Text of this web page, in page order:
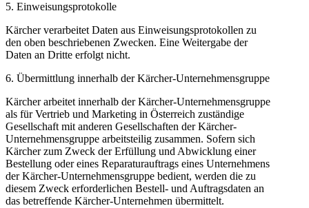
5. Einweisungsprotokolle
Kärcher verarbeitet Daten aus Einweisungsprotokollen zu
den oben beschriebenen Zwecken. Eine Weitergabe der
Daten an Dritte erfolgt nicht.
6. Übermittlung innerhalb der Kärcher-Unternehmensgruppe
Kärcher arbeitet innerhalb der Kärcher-Unternehmensgruppe
als für Vertrieb und Marketing in Österreich zuständige
Gesellschaft mit anderen Gesellschaften der Kärcher-
Unternehmensgruppe arbeitsteilig zusammen. Sofern sich
Kärcher zum Zweck der Erfüllung und Abwicklung einer
Bestellung oder eines Reparaturauftrags eines Unternehmens
der Kärcher-Unternehmensgruppe bedient, werden die zu
diesem Zweck erforderlichen Bestell- und Auftragsdaten an
das betreffende Kärcher-Unternehmen übermittelt.